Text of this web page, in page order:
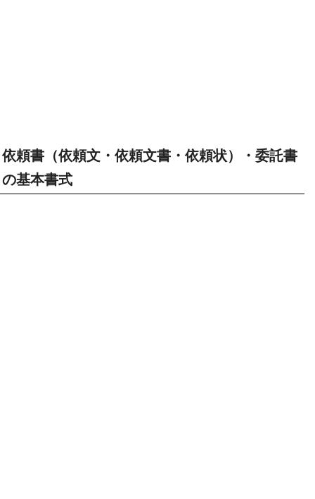
依頼書（依頼文・依頼文書・依頼状）・委託書
の基本書式